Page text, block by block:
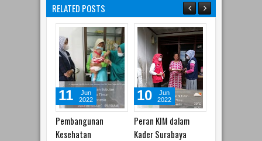
RELATED POSTS
Peran KIM dalam
Kader Surabaya
10
Jun
2022
KIM Sebagai ujung
tombak sosialisasi
30
May
2022